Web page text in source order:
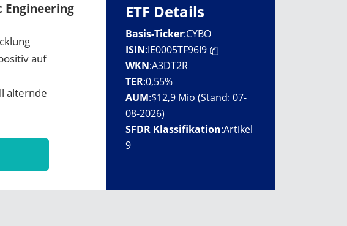
Engineering
auf
alternde
ETF Details
Basis-Ticker:CYBO
ISIN:IE0005TF96I9
WKN:A3DT2R
TER:0,55%
AUM:$12,9 Mio (Stand: 07-
08-2026)
SFDR Klassifikation:Artikel
9